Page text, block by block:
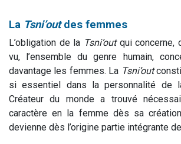
La Tsni’outdes femmes
L’obligation de la Tsni’outqui concerne,
vu, l’ensemble du genre humain,
davantage les femmes. La Tsni’out
si essentiel dans la personnalité de
Créateur du monde a trouvé
caractère en la femme dès sa
devienne dès l’origine partie intégrante